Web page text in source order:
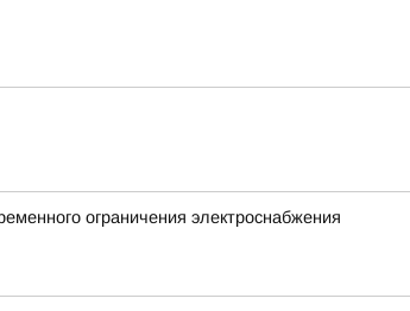
ограничения электроснабжения